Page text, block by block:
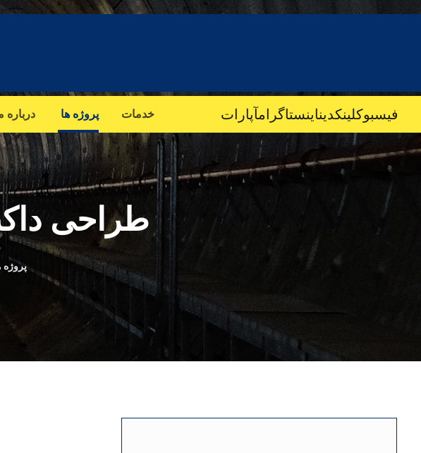
فیسبوکلینکدیناینستاگرامآپارات خدمات پروژه ها درباره
طراحی
پروژه